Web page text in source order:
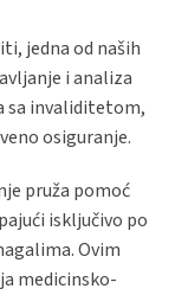
jedna od naših
i analiza
sa invaliditetom,
osiguranje.
pruža pomoć
isključivo po
Ovim
medicinsko-